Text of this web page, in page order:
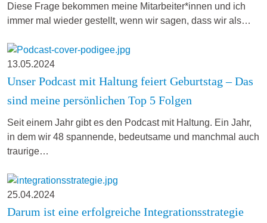
Diese Frage bekommen meine Mitarbeiter*innen und ich
immer mal wieder gestellt, wenn wir sagen, dass wir als…
13.05.2024
Unser Podcast mit Haltung feiert Geburtstag – Das
sind meine persönlichen Top 5 Folgen
Seit einem Jahr gibt es den Podcast mit Haltung. Ein Jahr,
in dem wir 48 spannende, bedeutsame und manchmal auch
traurige…
25.04.2024
Darum ist eine erfolgreiche Integrationsstrategie